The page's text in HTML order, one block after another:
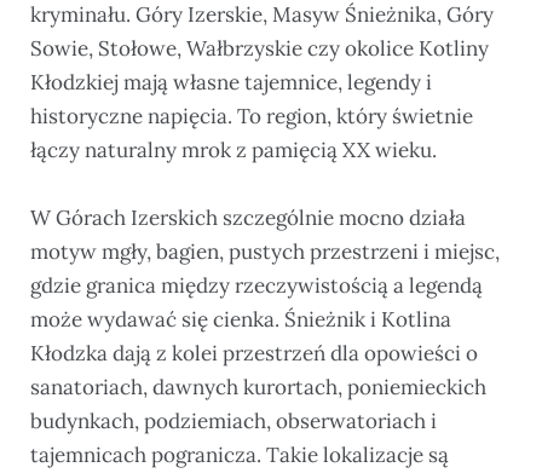
kryminału. Góry Izerskie, Masyw Śnieżnika, Góry
Sowie, Stołowe, Wałbrzyskie czy okolice Kotliny
Kłodzkiej mają własne tajemnice, legendy i
historyczne napięcia. To region, który świetnie
łączy naturalny mrok z pamięcią XX wieku.
W Górach Izerskich szczególnie mocno działa
motyw mgły, bagien, pustych przestrzeni i miejsc,
gdzie granica między rzeczywistością a legendą
może wydawać się cienka. Śnieżnik i Kotlina
Kłodzka dają z kolei przestrzeń dla opowieści o
sanatoriach, dawnych kurortach, poniemieckich
budynkach, podziemiach, obserwatoriach i
tajemnicach pogranicza. Takie lokalizacje są